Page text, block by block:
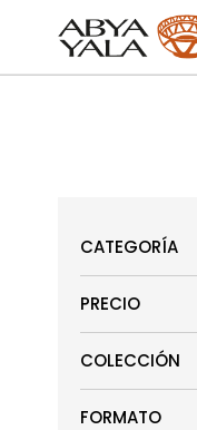
CATEGORÍA
PRECIO
COLECCIÓN
FORMATO